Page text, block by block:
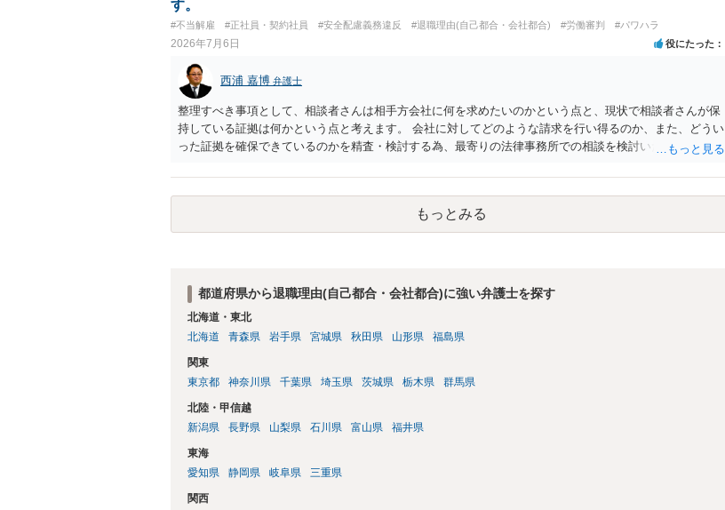
す。
#不当解雇 #正社員・契約社員 #安全配慮義務違反 #退職理由(自己都合・会社都合) #労働審判 #パワハラ
2026年7月6日 役にたった
西浦 嘉博 弁護士
整理すべき事項として、相談者さんは相手方会社に何を求めたいのかという点と、現状で相談者さんが保
持している証拠は何かという点と考えます。 会社に対してどのような請求を行い得るのか、また、どうい
った証拠を確保できているのかを精査・検討する為、最寄りの法律事務所での相談を検討いただければと
もっとみる
都道府県から退職理由(自己都合・会社都合)に強い弁護士を探す
北海道・東北
北海道
青森県 岩手県 宮城県 秋田県 山形県 福島県
関東
東京都
神奈川県 千葉県 埼玉県 茨城県 栃木県 群馬県
北陸・甲信越
新潟県
長野県 山梨県 石川県 富山県 福井県
東海
愛知県
静岡県 岐阜県 三重県
関西